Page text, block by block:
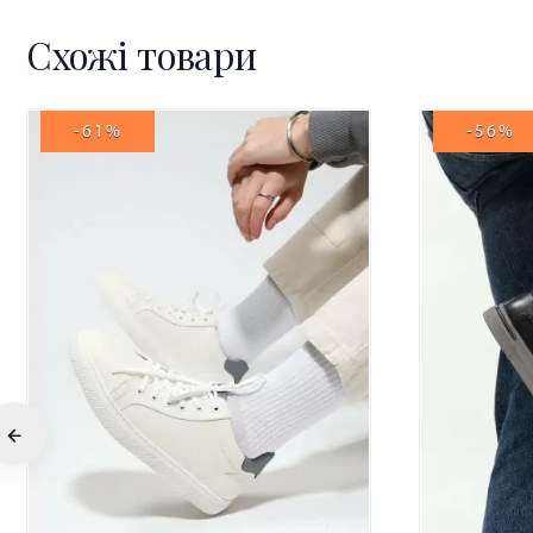
Схожі товари
-61% -56%